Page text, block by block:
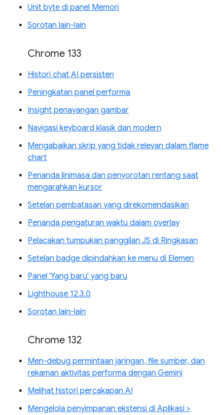
Unit byte di panel Memori
Sorotan lain-lain
Chrome 133
Histori chat AI persisten
Peningkatan panel performa
Insight penayangan gambar
Navigasi keyboard klasik dan modern
Mengabaikan skrip yang tidak relevan dalam flame
chart
Penanda linimasa dan penyorotan rentang saat
mengarahkan kursor
Setelan pembatasan yang direkomendasikan
Penanda pengaturan waktu dalam overlay
Pelacakan tumpukan panggilan JS di Ringkasan
Setelan badge dipindahkan ke menu di Elemen
Panel 'Yang baru' yang baru
Lighthouse 12.3.0
Sorotan lain-lain
Chrome 132
Men-debug permintaan jaringan, file sumber, dan
rekaman aktivitas performa dengan Gemini
Melihat histori percakapan AI
Mengelola penyimpanan ekstensi di Aplikasi >